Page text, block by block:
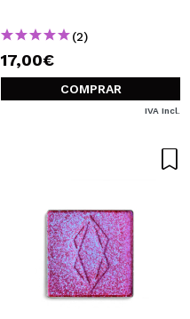
(2)
17,00€
COMPRAR
IVA Incl.